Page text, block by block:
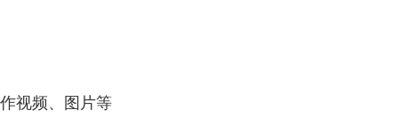
视频、图片等